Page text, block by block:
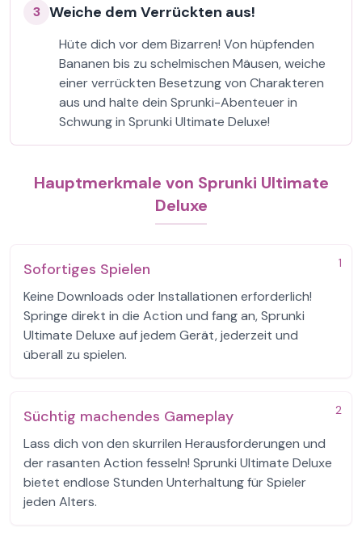
3 Weiche dem Verrückten aus!
Hüte dich vor dem Bizarren! Von hüpfenden
Bananen bis zu schelmischen Mäusen, weiche
einer verrückten Besetzung von Charakteren
aus und halte dein Sprunki-Abenteuer in
Schwung in Sprunki Ultimate Deluxe!
Hauptmerkmale von Sprunki Ultimate
Deluxe
1
Sofortiges Spielen
Keine Downloads oder Installationen erforderlich!
Springe direkt in die Action und fang an, Sprunki
Ultimate Deluxe auf jedem Gerät, jederzeit und
überall zu spielen.
2
Süchtig machendes Gameplay
Lass dich von den skurrilen Herausforderungen und
der rasanten Action fesseln! Sprunki Ultimate Deluxe
bietet endlose Stunden Unterhaltung für Spieler
jeden Alters.